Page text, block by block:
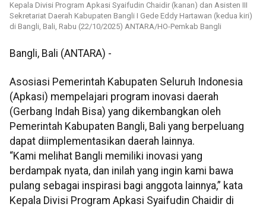
Kepala Divisi Program Apkasi Syaifudin Chaidir (kanan) dan Asisten III
Sekretariat Daerah Kabupaten Bangli I Gede Eddy Hartawan (kedua kiri)
di Bangli, Bali, Rabu (22/10/2025) ANTARA/HO-Pemkab Bangli
Bangli, Bali (ANTARA) -
Asosiasi Pemerintah Kabupaten Seluruh Indonesia
(Apkasi) mempelajari program inovasi daerah
(Gerbang Indah Bisa) yang dikembangkan oleh
Pemerintah Kabupaten Bangli, Bali yang berpeluang
dapat diimplementasikan daerah lainnya.
“Kami melihat Bangli memiliki inovasi yang
berdampak nyata, dan inilah yang ingin kami bawa
pulang sebagai inspirasi bagi anggota lainnya,” kata
Kepala Divisi Program Apkasi Syaifudin Chaidir di